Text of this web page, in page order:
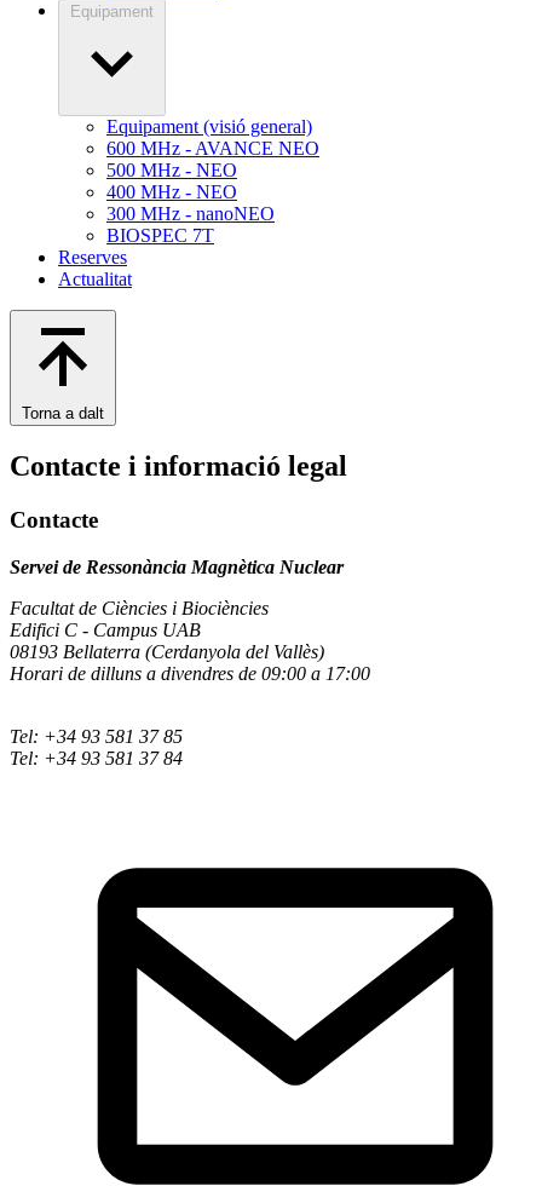
Equipament
Equipament (visió general)
600 MHz - AVANCE NEO
500 MHz - NEO
400 MHz - NEO
300 MHz - nanoNEO
BIOSPEC 7T
Reserves
Actualitat
Torna a dalt
Contacte i informació legal
Contacte
Servei de Ressonància Magnètica Nuclear
Facultat de Ciències i Biociències
Edifici C - Campus UAB
08193 Bellaterra (Cerdanyola del Vallès)
Horari de dilluns a divendres de 09:00 a 17:00
Tel: +34 93 581 37 85
Tel: +34 93 581 37 84